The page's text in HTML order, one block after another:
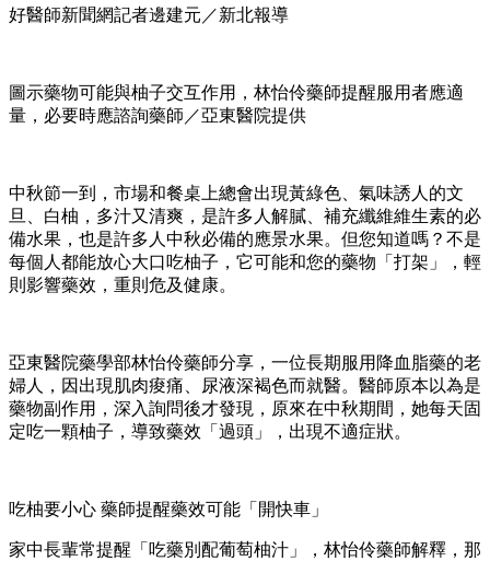
好醫師新聞網記者邊建元／新北報導
圖示藥物可能與柚子交互作用，林怡伶藥師提醒服用者應適
量，必要時應諮詢藥師／亞東醫院提供
中秋節一到，市場和餐桌上總會出現黃綠色、氣味誘人的文
旦、白柚，多汁又清爽，是許多人解膩、補充纖維維生素的必
備水果，也是許多人中秋必備的應景水果。但您知道嗎？不是
每個人都能放心大口吃柚子，它可能和您的藥物「打架」，輕
則影響藥效，重則危及健康。
亞東醫院藥學部林怡伶藥師分享，一位長期服用降血脂藥的老
婦人，因出現肌肉痠痛、尿液深褐色而就醫。醫師原本以為是
藥物副作用，深入詢問後才發現，原來在中秋期間，她每天固
定吃一顆柚子，導致藥效「過頭」，出現不適症狀。
吃柚要小心 藥師提醒藥效可能「開快車」
家中長輩常提醒「吃藥別配葡萄柚汁」，林怡伶藥師解釋，那